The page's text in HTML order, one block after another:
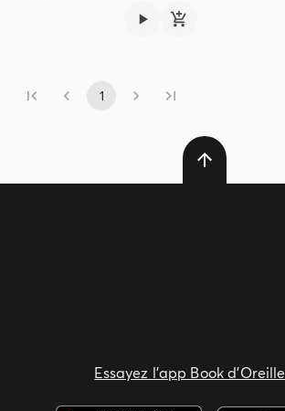
1
Essayez l'app Book d'Oreille